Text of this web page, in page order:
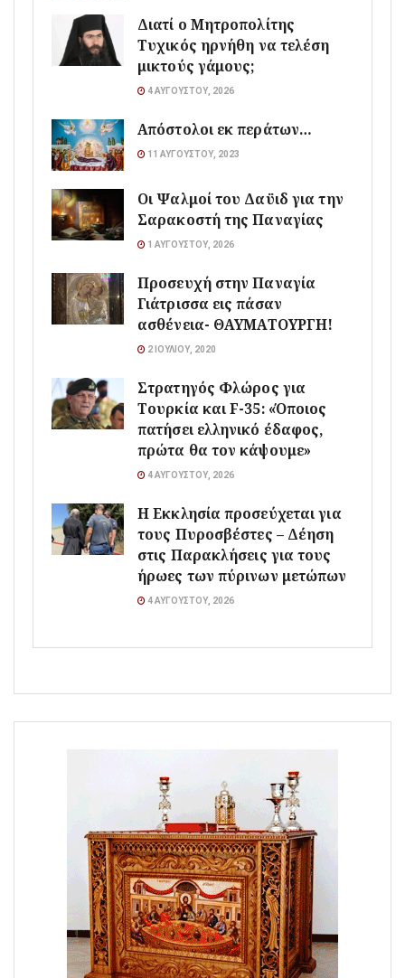
Διατί ο Μητροπολίτης
Τυχικός ηρνήθη να τελέση
μικτούς γάμους;
4 ΑΥΓΟΎΣΤΟΥ, 2026
Απόστολοι εκ περάτων…
11 ΑΥΓΟΎΣΤΟΥ, 2023
Οι Ψαλμοί του Δαϋιδ για την
Σαρακοστή της Παναγίας
1 ΑΥΓΟΎΣΤΟΥ, 2026
Προσευχή στην Παναγία
Γιάτρισσα εις πάσαν
ασθένεια- ΘΑΥΜΑΤΟΥΡΓΗ!
2 ΙΟΥΛΊΟΥ, 2020
Στρατηγός Φλώρος για
Τουρκία και F-35: «Όποιος
πατήσει ελληνικό έδαφος,
πρώτα θα τον κάψουμε»
4 ΑΥΓΟΎΣΤΟΥ, 2026
Η Εκκλησία προσεύχεται για
τους Πυροσβέστες – Δέηση
στις Παρακλήσεις για τους
ήρωες των πύρινων μετώπων
4 ΑΥΓΟΎΣΤΟΥ, 2026